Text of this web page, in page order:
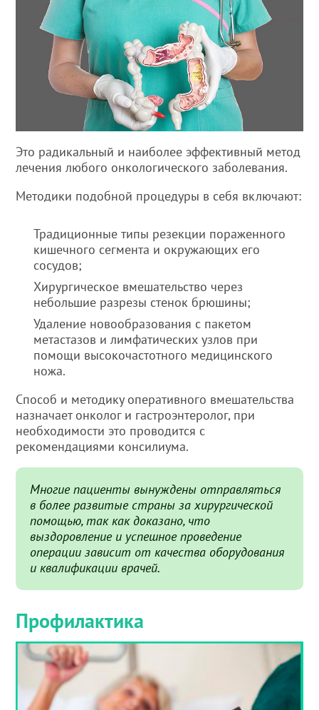
Это радикальный и наиболее эффективный метод
лечения любого онкологического заболевания.
Методики подобной процедуры в себя включают:
Традиционные типы резекции пораженного
кишечного сегмента и окружающих его
сосудов;
Хирургическое вмешательство через
небольшие разрезы стенок брюшины;
Удаление новообразования с пакетом
метастазов и лимфатических узлов при
помощи высокочастотного медицинского
ножа.
Способ и методику оперативного вмешательства
назначает онколог и гастроэнтеролог, при
необходимости это проводится с
рекомендациями консилиума.
Многие пациенты вынуждены отправляться
в более развитые страны за хирургической
помощью, так как доказано, что
выздоровление и успешное проведение
операции зависит от качества оборудования
и квалификации врачей.
Профилактика